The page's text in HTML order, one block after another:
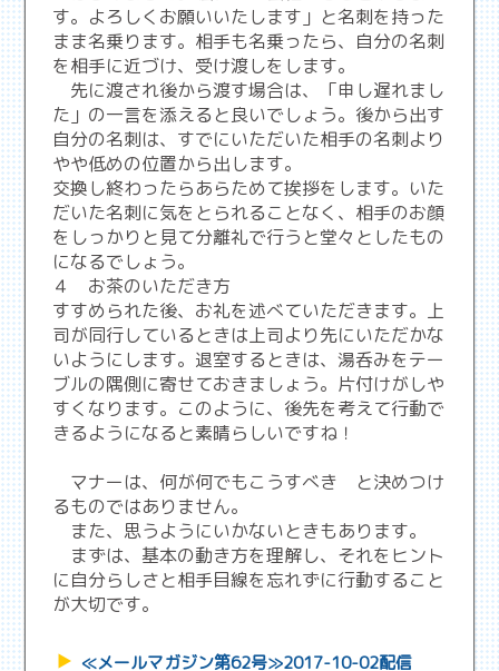
す。よろしくお願いいたします」と名刺を持った
まま名乗ります。相手も名乗ったら、自分の名刺
を相手に近づけ、受け渡しをします。
先に渡され後から渡す場合は、「申し遅れまし
た」の一言を添えると良いでしょう。後から出す
自分の名刺は、すでにいただいた相手の名刺より
やや低めの位置から出します。
交換し終わったらあらためて挨拶をします。いた
だいた名刺に気をとられることなく、相手のお顔
をしっかりと見て分離礼で行うと堂々としたもの
になるでしょう。
４ お茶のいただき方
すすめられた後、お礼を述べていただきます。上
司が同行しているときは上司より先にいただかな
いようにします。退室するときは、湯呑みをテー
ブルの隅側に寄せておきましょう。片付けがしや
すくなります。このように、後先を考えて行動で
きるようになると素晴らしいですね！
マナーは、何が何でもこうすべき と決めつけ
るものではありません。
また、思うようにいかないときもあります。
まずは、基本の動き方を理解し、それをヒント
に自分らしさと相手目線を忘れずに行動すること
が大切です。
≪メールマガジン第62号≫2017-10-02配信